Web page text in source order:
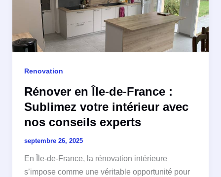
Renovation
Rénover en Île-de-France :
Sublimez votre intérieur avec
nos conseils experts
septembre 26, 2025
En Île-de-France, la rénovation intérieure
s’impose comme une véritable opportunité pour